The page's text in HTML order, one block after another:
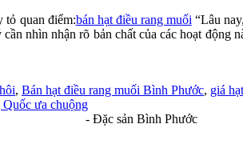
tỏ quan điểm:bán hạt điều rang muối “Lâu
nhìn nhận rõ bản chất của các hoạt động
, Bán hạt điều rang muối Bình Phước, giá
ưa chuộng
- Đặc sản Bình Phước